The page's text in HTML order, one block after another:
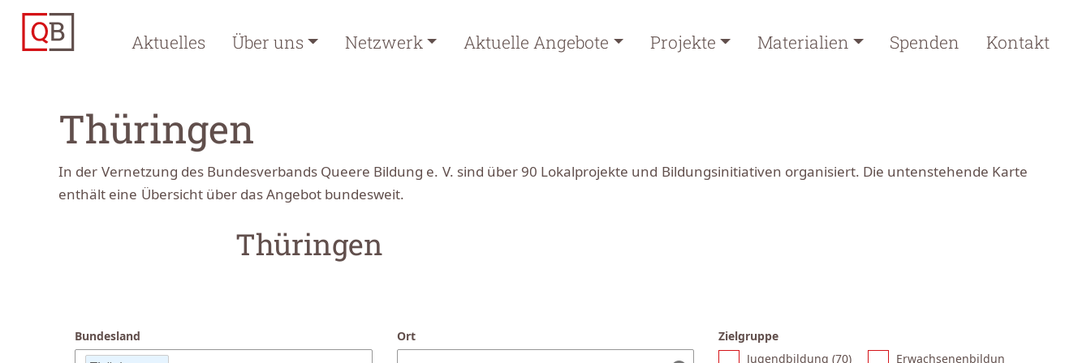
Aktuelles Über uns Netzwerk Aktuelle Angebote Projekte Materialien Spenden Kontakt
Thüringen
In der Vernetzung des Bundesverbands Queere Bildung e. V. sind über 90 Lokalprojekte und Bildungsinitiativen organisiert. Die untenstehende Karte
enthält eine Übersicht über das Angebot bundesweit.
Thüringen
Bundesland Ort
Zielgruppe
Jugendbildung (70) Erwachsenenbildun